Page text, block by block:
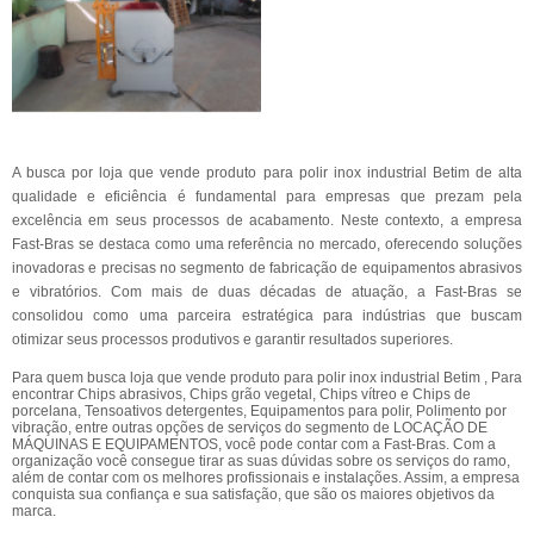
A busca por loja que vende produto para polir inox industrial Betim de alta
qualidade e eficiência é fundamental para empresas que prezam pela
excelência em seus processos de acabamento. Neste contexto, a empresa
Fast-Bras se destaca como uma referência no mercado, oferecendo soluções
inovadoras e precisas no segmento de fabricação de equipamentos abrasivos
e vibratórios. Com mais de duas décadas de atuação, a Fast-Bras se
consolidou como uma parceira estratégica para indústrias que buscam
otimizar seus processos produtivos e garantir resultados superiores.
Para quem busca loja que vende produto para polir inox industrial Betim , Para
encontrar Chips abrasivos, Chips grão vegetal, Chips vítreo e Chips de
porcelana, Tensoativos detergentes, Equipamentos para polir, Polimento por
vibração, entre outras opções de serviços do segmento de LOCAÇÃO DE
MÁQUINAS E EQUIPAMENTOS, você pode contar com a Fast-Bras. Com a
organização você consegue tirar as suas dúvidas sobre os serviços do ramo,
além de contar com os melhores profissionais e instalações. Assim, a empresa
conquista sua confiança e sua satisfação, que são os maiores objetivos da
marca.